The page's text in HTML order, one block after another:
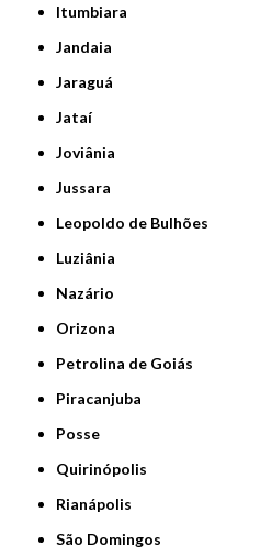
Itumbiara
Jandaia
Jaraguá
Jataí
Joviânia
Jussara
Leopoldo de Bulhões
Luziânia
Nazário
Orizona
Petrolina de Goiás
Piracanjuba
Posse
Quirinópolis
Rianápolis
São Domingos